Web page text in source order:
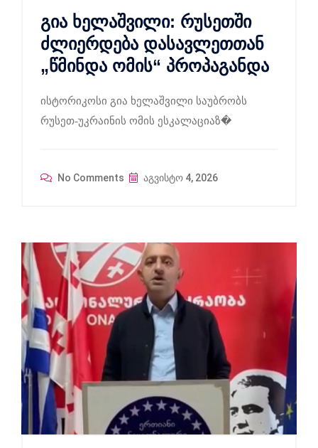
გია ხელაშვილი: რუსეთში
ძლიერდება დასავლეთთან
„წმინდა ომის“ პროპაგანდა
ისტორიკოსი გია ხელაშვილი საუბრობს
რუსეთ-უკრაინის ომის ესკალაციაზ�
No Comments აგვისტო 4, 2026